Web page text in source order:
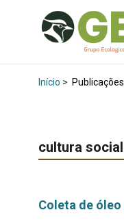
Início >
cultura social
Coleta de